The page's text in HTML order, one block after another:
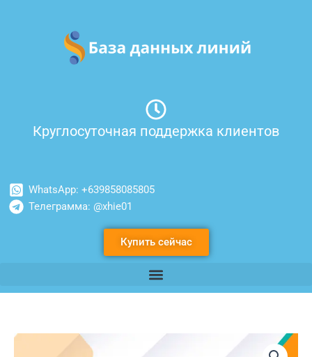
содержимому
Круглосуточная поддержка клиентов
WhatsApp: +639858085805
Телеграмма: @xhie01
Купить сейчас
Количество